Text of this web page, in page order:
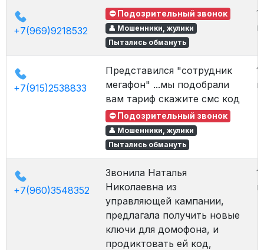
+7(969)9218532
⛔ Подозрительный звонок
👤 Мошенники, жулики
Пытались обмануть
+7(915)2538833
Представился "сотрудник
мегафон" ...мы подобрали
вам тариф скажите смс код
⛔ Подозрительный звонок
👤 Мошенники, жулики
Пытались обмануть
+7(960)3548352
Звонила Наталья
Николаевна из
управляющей кампании,
предлагала получить новые
ключи для домофона, и
продиктовать ей код,